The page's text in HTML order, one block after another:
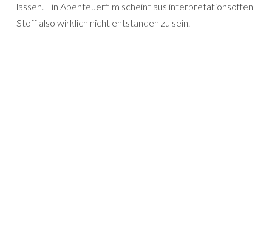
lassen. Ein Abenteuerfilm scheint aus interpretationsoffen
Stoff also wirklich nicht entstanden zu sein.